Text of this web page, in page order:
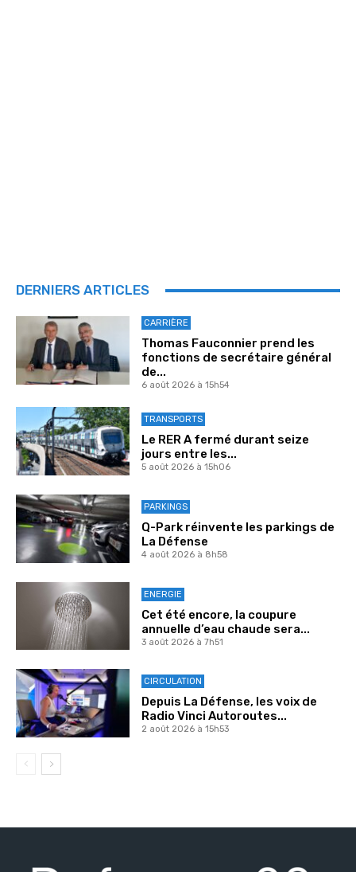
DERNIERS ARTICLES
CARRIÈRE
Thomas Fauconnier prend les
fonctions de secrétaire général
de...
6 août 2026 à 15h54
TRANSPORTS
Le RER A fermé durant seize
jours entre les...
5 août 2026 à 15h06
PARKINGS
Q-Park réinvente les parkings de
La Défense
4 août 2026 à 8h58
ENERGIE
Cet été encore, la coupure
annuelle d’eau chaude sera...
3 août 2026 à 7h51
CIRCULATION
Depuis La Défense, les voix de
Radio Vinci Autoroutes...
2 août 2026 à 15h53